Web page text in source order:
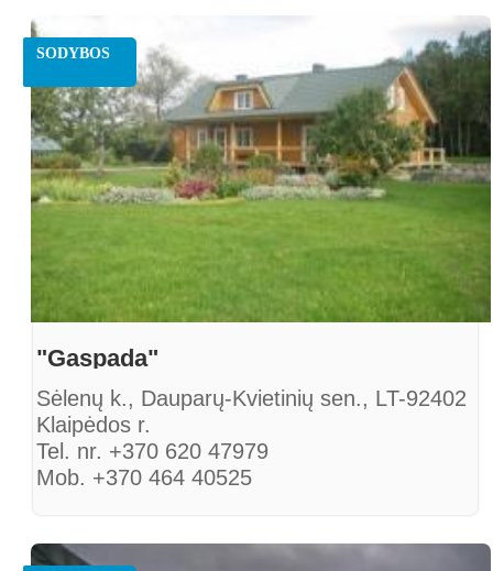
SODYBOS
"Gaspada"
Sėlenų k., Dauparų-Kvietinių sen., LT-92402
Klaipėdos r.
Tel. nr. +370 620 47979
Mob. +370 464 40525
www.gaspada.lt